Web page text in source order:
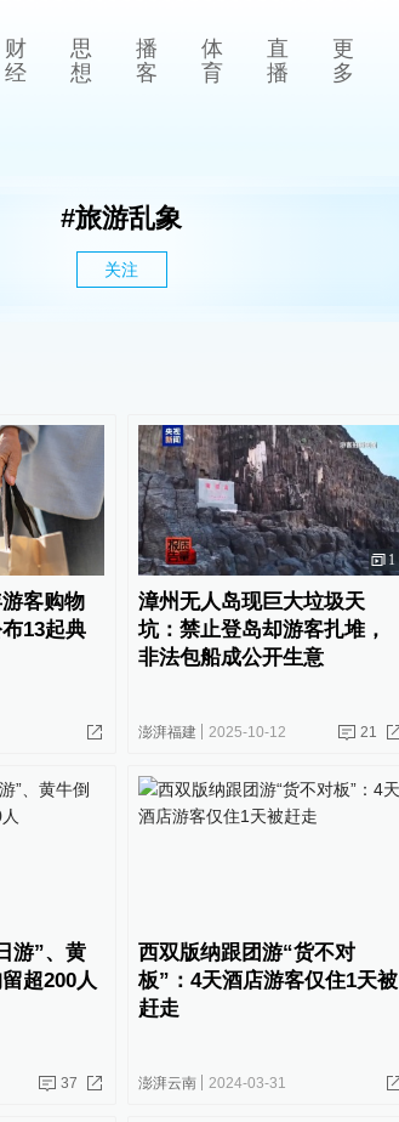
财
经
思
想
播
客
体
育
直
播
更
多
#旅游乱象
关注
客购物
13起典
1
漳州无人岛现巨大垃圾天
坑：禁止登岛却游客扎堆，
非法包船成公开生意
澎湃福建 2025-10-12 21
游”、黄
超200人
37
西双版纳跟团游“货不对
板”：4天酒店游客仅住1天被
赶走
澎湃云南 2024-03-31